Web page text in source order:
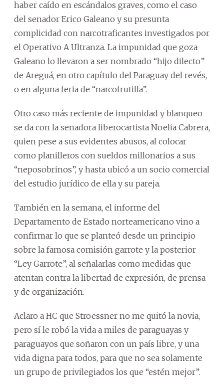
haber caído en escándalos graves, como el caso
del senador Erico Galeano y su presunta
complicidad con narcotraficantes investigados por
el Operativo A Ultranza. La impunidad que goza
Galeano lo llevaron a ser nombrado “hijo dilecto”
de Areguá, en otro capítulo del Paraguay del revés,
o en alguna feria de “narcofrutilla”.
Otro caso más reciente de impunidad y blanqueo
se da con la senadora liberocartista Noelia Cabrera,
quien pese a sus evidentes abusos, al colocar
como planilleros con sueldos millonarios a sus
“neposobrinos”, y hasta ubicó a un socio comercial
del estudio jurídico de ella y su pareja.
También en la semana, el informe del
Departamento de Estado norteamericano vino a
confirmar lo que se planteó desde un principio
sobre la famosa comisión garrote y la posterior
“Ley Garrote”, al señalarlas como medidas que
atentan contra la libertad de expresión, de prensa
y de organización.
Aclaro a HC que Stroessner no me quitó la novia,
pero sí le robó la vida a miles de paraguayas y
paraguayos que soñaron con un país libre, y una
vida digna para todos, para que no sea solamente
un grupo de privilegiados los que “estén mejor”.